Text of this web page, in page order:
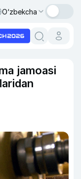
O‘zbekcha
jamoasi